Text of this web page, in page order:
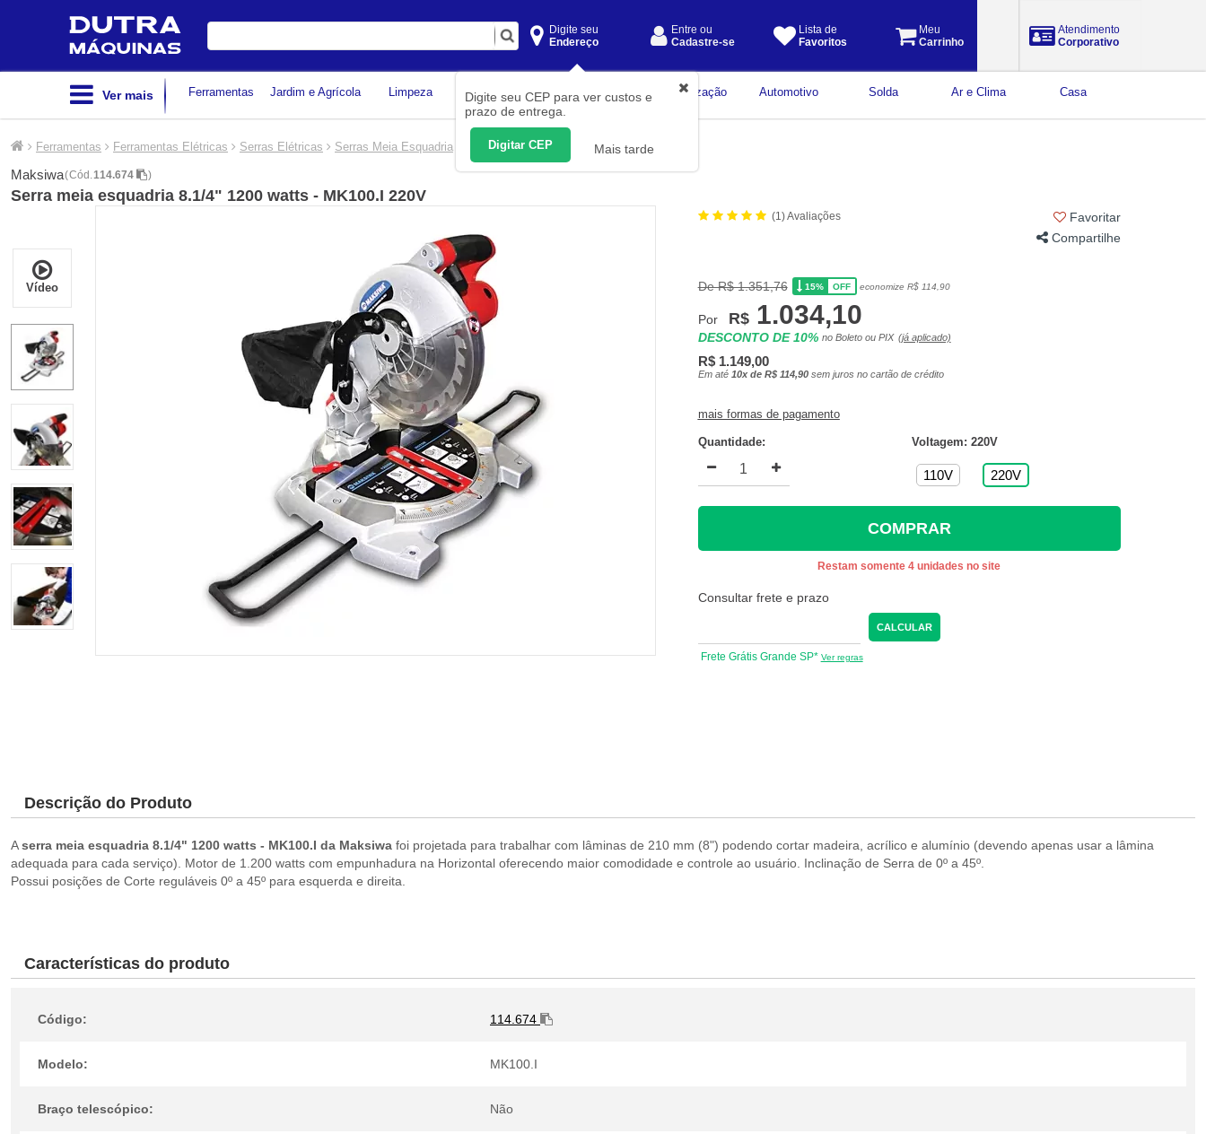
Digite
Digite seu
Endereço
Digite seu CEP para ver custos e
prazo de entrega.
Digitar CEP Mais tarde
Entre ou
Cadastre-se
Lista de
Favoritos
Meu
Carrinho
Atendimento
Corporativo
Ver mais Ferramentas Jardim e Agrícola Limpeza Construção Civil
Medição
Organização Automotivo Solda Ar e Clima Casa
Ferramentas Ferramentas Elétricas Serras Elétricas Serras Meia Esquadria
Maksiwa(Cód. 114.674 )
Serra meia esquadria 8.1/4" 1200 watts - MK100.I 220V
Vídeo
(1) Avaliações
Favoritar
Compartilhe
De R$ 1.351,76 15% OFF economize R$ 114,90
Por R$ 1.034,10
DESCONTO DE 10% no Boleto ou PIX (já aplicado)
R$ 1.149,00
Em até 10x de R$ 114,90sem juros no cartão de crédito
mais formas de pagamento
Quantidade: Voltagem: 220V
110V 220V
COMPRAR
Restam somente 4 unidades no site
Consultar frete e prazo
CALCULAR
Frete Grátis Grande SP* Ver regras
Descrição do Produto
Aserra meia esquadria 8.1/4" 1200 watts - MK100.I da Maksiwa foi projetada para trabalhar com lâminas de 210 mm (8") podendo cortar madeira, acrílico e alumínio (devendo apenas usar a lâmina
adequada para cada serviço). Motor de 1.200 watts com empunhadura na Horizontal oferecendo maior comodidade e controle ao usuário. Inclinação de Serra de 0º a 45º.
Possui posições de Corte reguláveis 0º a 45º para esquerda e direita.
Características do produto
Código: 114.674
Modelo: MK100.I
Braço telescópico: Não